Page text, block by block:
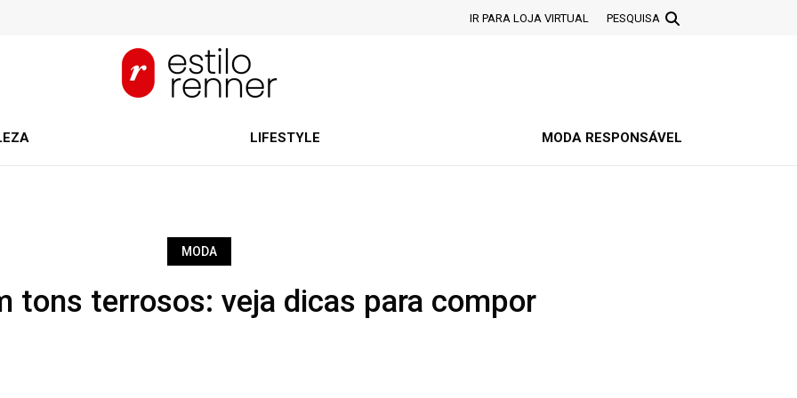
IR PARA LOJA VIRTUAL PESQUISA
LIFESTYLE MODA RESPONSÁVEL
MODA
tons terrosos: veja dicas para compor